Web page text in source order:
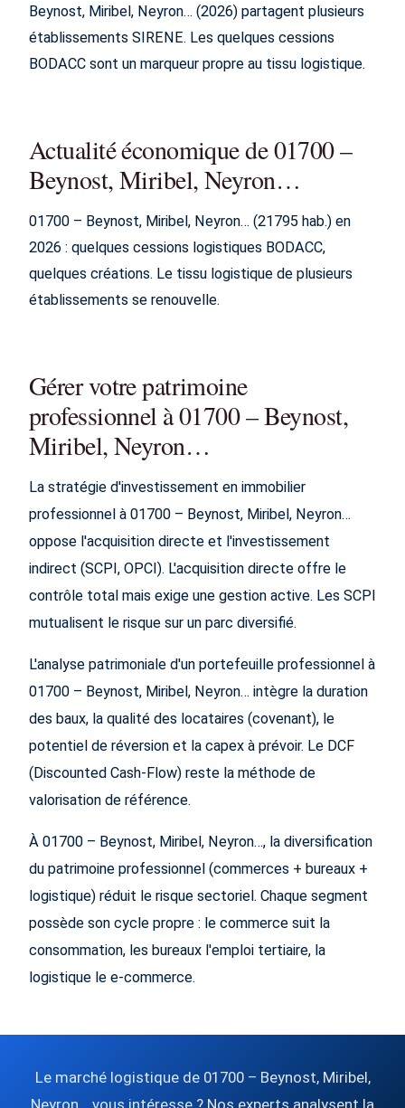
Beynost, Miribel, Neyron… (2026) partagent plusieurs
établissements SIRENE. Les quelques cessions
BODACC sont un marqueur propre au tissu logistique.
Actualité économique de 01700 –
Beynost, Miribel, Neyron…
01700 – Beynost, Miribel, Neyron… (21795 hab.) en
2026 : quelques cessions logistiques BODACC,
quelques créations. Le tissu logistique de plusieurs
établissements se renouvelle.
Gérer votre patrimoine
professionnel à 01700 – Beynost,
Miribel, Neyron…
La stratégie d'investissement en immobilier
professionnel à 01700 – Beynost, Miribel, Neyron…
oppose l'acquisition directe et l'investissement
indirect (SCPI, OPCI). L'acquisition directe offre le
contrôle total mais exige une gestion active. Les SCPI
mutualisent le risque sur un parc diversifié.
L'analyse patrimoniale d'un portefeuille professionnel à
01700 – Beynost, Miribel, Neyron… intègre la duration
des baux, la qualité des locataires (covenant), le
potentiel de réversion et la capex à prévoir. Le DCF
(Discounted Cash-Flow) reste la méthode de
valorisation de référence.
À 01700 – Beynost, Miribel, Neyron…, la diversification
du patrimoine professionnel (commerces + bureaux +
logistique) réduit le risque sectoriel. Chaque segment
possède son cycle propre : le commerce suit la
consommation, les bureaux l'emploi tertiaire, la
logistique le e-commerce.
Le marché logistique de 01700 – Beynost, Miribel,
Neyron… vous intéresse ? Nos experts analysent la